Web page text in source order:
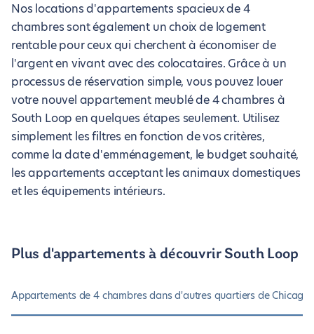
Nos locations d'appartements spacieux de 4
chambres sont également un choix de logement
rentable pour ceux qui cherchent à économiser de
l'argent en vivant avec des colocataires. Grâce à un
processus de réservation simple, vous pouvez louer
votre nouvel appartement meublé de 4 chambres à
South Loop en quelques étapes seulement. Utilisez
simplement les filtres en fonction de vos critères,
comme la date d'emménagement, le budget souhaité,
les appartements acceptant les animaux domestiques
et les équipements intérieurs.
Plus d'appartements à découvrir South Loop
Appartements de 4 chambres dans d'autres quartiers de Chicago